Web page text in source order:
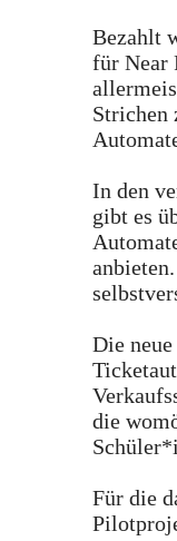
Bezahlt
für Near
Strichen
In den
gibt es
Die
die
Für die